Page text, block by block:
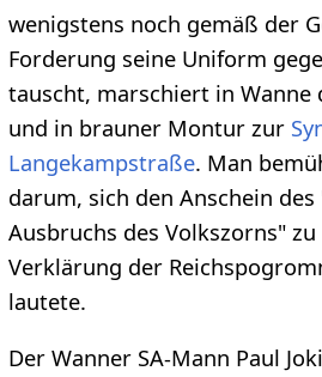
wenigstens noch gemäß der
Forderung seine Uniform
tauscht, marschiert in Wanne
und in brauner Montur zur
Langekampstraße. Man
darum, sich den Anschein
Ausbruchs des Volkszorns"
Verklärung der
lautete.
Der Wanner SA-Mann Paul